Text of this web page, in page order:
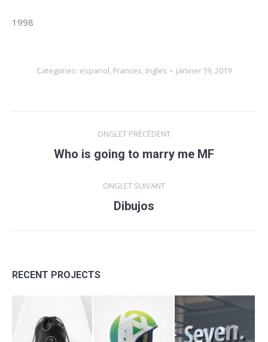
1998
Categories: espanol, Frances, Ingles janvier 19, 2019
commentaire
ONGLET PRÉCÉDENT
Onglet
Who is going to marry me MF
ONGLET SUIVANT
Onglet
Dibujos
RECENT PROJECTS